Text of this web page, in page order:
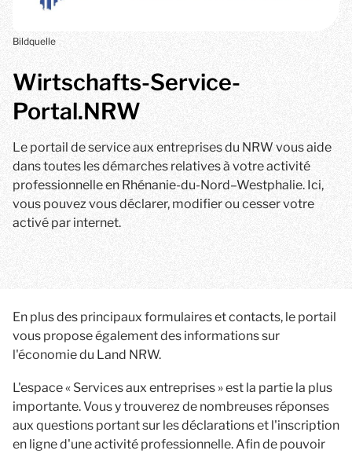
Wirtschafts-Service-
Portal.NRW
Le portail de service aux entreprises du NRW vous aide
dans toutes les démarches relatives à votre activité
professionnelle en Rhénanie-du-Nord–Westphalie. Ici,
vous pouvez vous déclarer, modifier ou cesser votre
activé par internet.
Bildquelle
En plus des principaux formulaires et contacts, le portail
vous propose également des informations sur
l'économie du Land NRW.
L'espace « Services aux entreprises » est la partie la plus
importante. Vous y trouverez de nombreuses réponses
aux questions portant sur les déclarations et l'inscription
en ligne d'une activité professionnelle. Afin de pouvoir